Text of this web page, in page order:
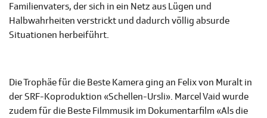
Familienvaters, der sich in ein Netz aus Lügen und
Halbwahrheiten verstrickt und dadurch völlig absurde
Situationen herbeiführt.
Die Trophäe für die Beste Kamera ging an Felix von Muralt in
der SRF-Koproduktion «Schellen-Ursli». Marcel Vaid wurde
zudem für die Beste Filmmusik im Dokumentarfilm «Als die